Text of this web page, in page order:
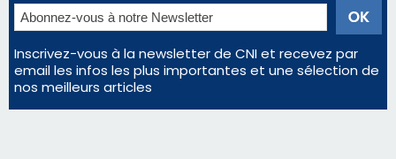
Inscrivez-vous à la newsletter de CNI et recevez par
email les infos les plus importantes et une sélection de
nos meilleurs articles